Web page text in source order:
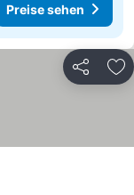
Preise sehen
Teilen